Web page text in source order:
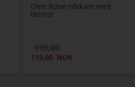
Chris Rubin Hårkam med
blomst
119,00 NOK